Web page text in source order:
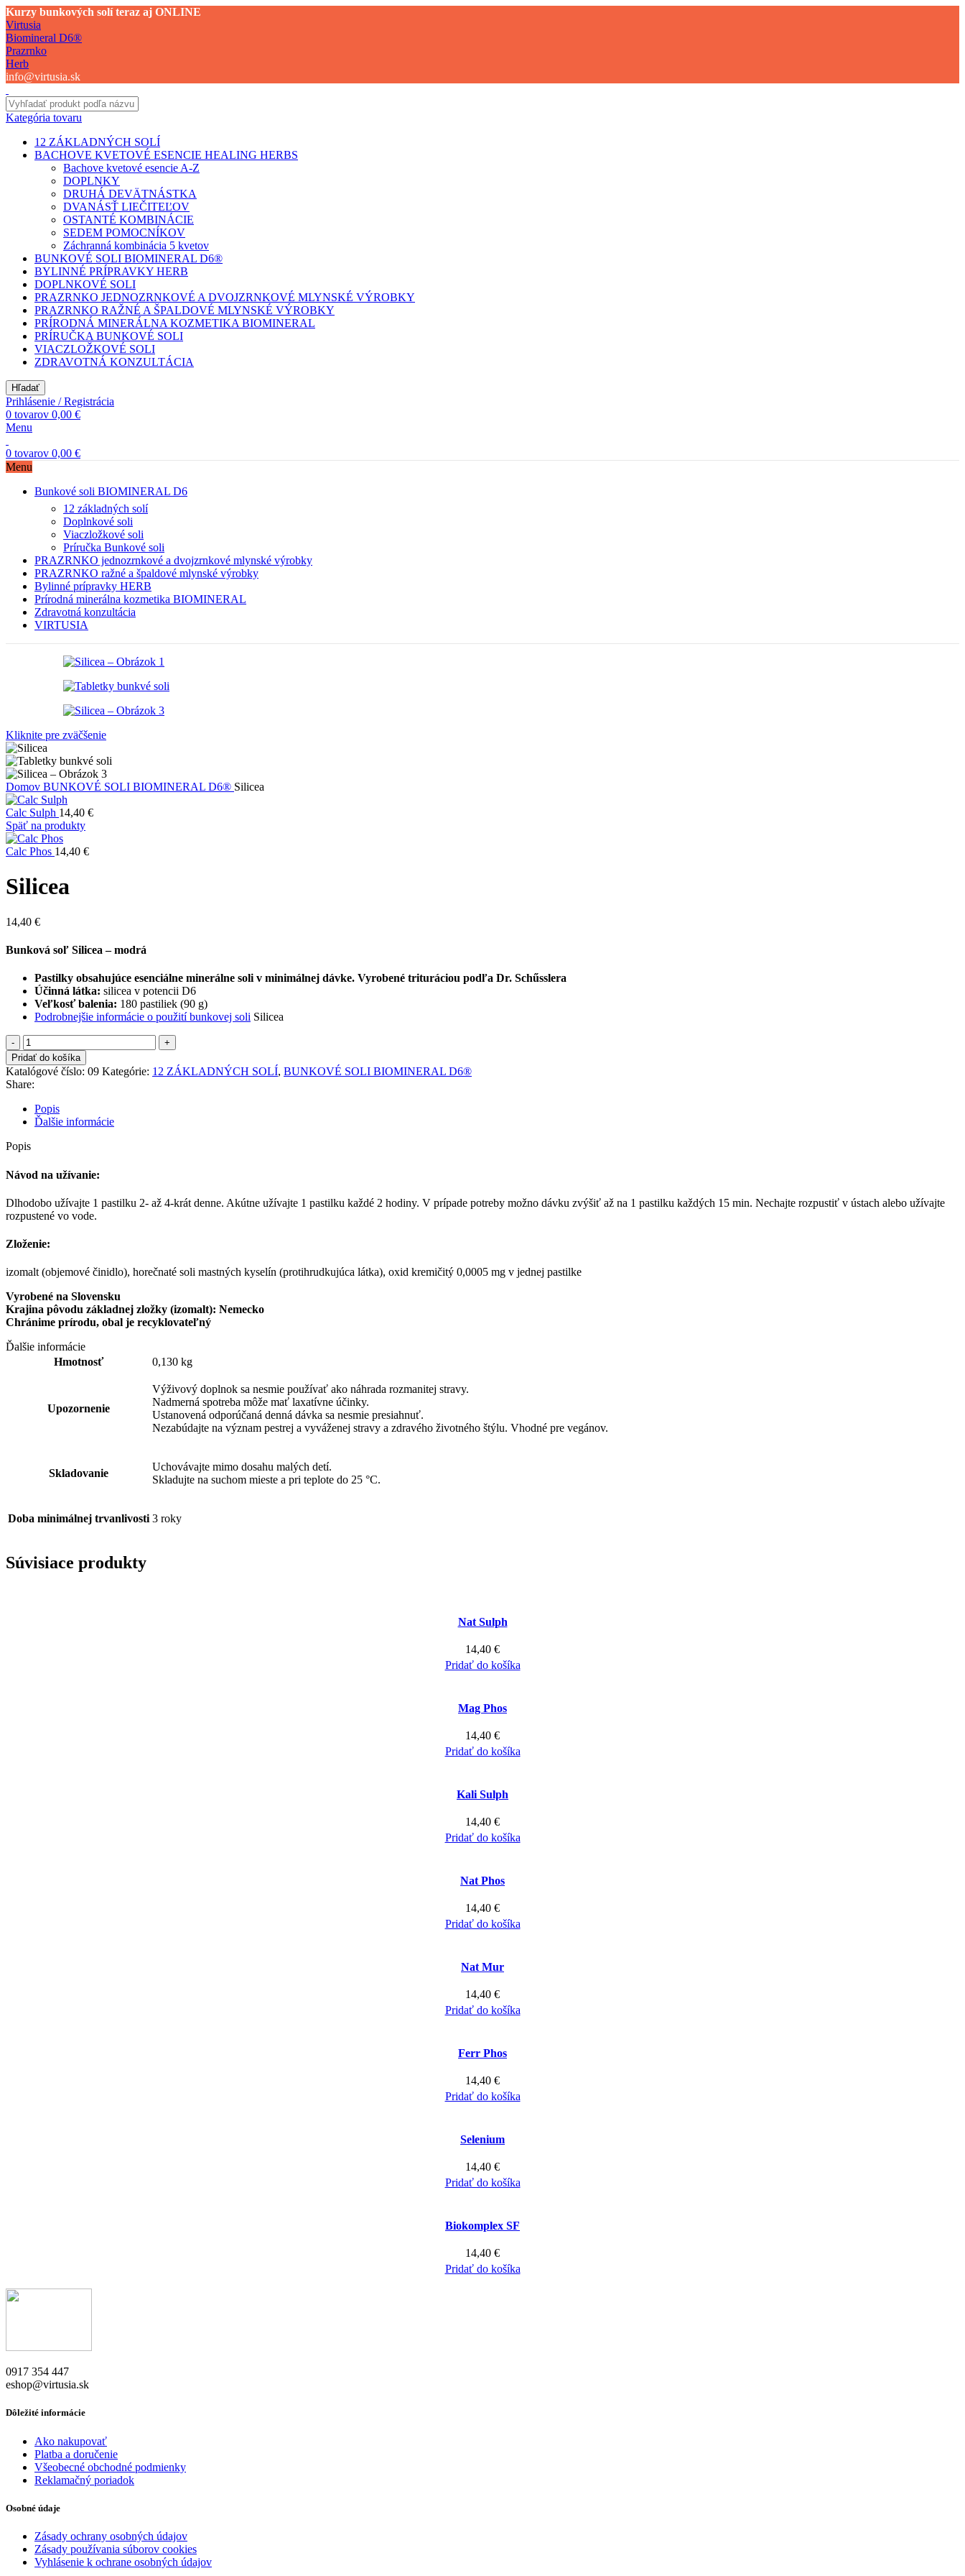
Kurzy bunkových solí teraz aj ONLINE
Virtusia
Biomineral D6®
Prazrnko
Herb
info@virtusia.sk
Kategória tovaru
12 ZÁKLADNÝCH SOLÍ
BACHOVE KVETOVÉ ESENCIE HEALING HERBS
Bachove kvetové esencie A-Z
DOPLNKY
DRUHÁ DEVÄTNÁSTKA
DVANÁSŤ LIEČITEĽOV
OSTANTÉ KOMBINÁCIE
SEDEM POMOCNÍKOV
Záchranná kombinácia 5 kvetov
BUNKOVÉ SOLI BIOMINERAL D6®
BYLINNÉ PRÍPRAVKY HERB
DOPLNKOVÉ SOLI
PRAZRNKO JEDNOZRNKOVÉ A DVOJZRNKOVÉ MLYNSKÉ VÝROBKY
PRAZRNKO RAŽNÉ A ŠPALDOVÉ MLYNSKÉ VÝROBKY
PRÍRODNÁ MINERÁLNA KOZMETIKA BIOMINERAL
PRÍRUČKA BUNKOVÉ SOLI
VIACZLOŽKOVÉ SOLI
ZDRAVOTNÁ KONZULTÁCIA
Hľadať
Prihlásenie / Registrácia
0 tovarov 0,00 €
Menu
0 tovarov 0,00 €
Menu
Bunkové soli BIOMINERAL D6
12 základných solí
Doplnkové soli
Viaczložkové soli
Príručka Bunkové soli
PRAZRNKO jednozrnkové a dvojzrnkové mlynské výrobky
PRAZRNKO ražné a špaldové mlynské výrobky
Bylinné prípravky HERB
Prírodná minerálna kozmetika BIOMINERAL
Zdravotná konzultácia
VIRTUSIA
Kliknite pre zväčšenie
Domov BUNKOVÉ SOLI BIOMINERAL D6® Silicea
Calc Sulph 14,40 €
Späť na produkty
Calc Phos 14,40 €
Silicea
14,40 €
Bunková soľ Silicea – modrá
Pastilky obsahujúce esenciálne minerálne soli v minimálnej dávke. Vyrobené trituráciou podľa Dr. Schűsslera
Účinná látka: ​ silicea v potencii D6
Veľkosť balenia: ​ 180 pastiliek (90 g)
Podrobnejšie informácie o použití bunkovej soli Silicea
množstvo
Silicea
Pridať do košíka
Katalógové číslo: 09 Kategórie: 12 ZÁKLADNÝCH SOLÍ, BUNKOVÉ SOLI BIOMINERAL D6®
Share:
Popis
Ďalšie informácie
Popis
Návod na užívanie:
Dlhodobo užívajte 1 pastilku 2- až 4-krát denne. Akútne užívajte 1 pastilku každé 2 hodiny. V prípade potreby možno dávku zvýšiť až na 1 pastilku každých 15 min. Nechajte roz­pustiť v ústach alebo užívajte
rozpustené vo vode.
Zloženie:
izomalt (objemové činidlo), horečnaté soli mastných ky­selín (protihrudkujúca látka), oxid kremičitý 0,0005 mg v jednej pastilke
Vyrobené na Slovensku
Krajina pôvodu základnej zložky (izomalt): Nemecko
Chránime prírodu, obal je recyklovateľný
Ďalšie informácie
Hmotnosť
0,130 kg
Upozornenie
Výživový doplnok sa nesmie používať ako náhrada rozmanitej stravy.
Nadmerná spotreba môže mať laxatívne účinky.
Ustanovená odporúčaná denná dávka sa nesmie presiahnuť.
Neza­búdajte na význam pestrej a vyváženej stravy a zdravého životného štýlu. Vhodné pre vegánov.
Skladovanie
Uchovávajte mimo dosahu malých detí.
Skladujte na suchom mieste a pri teplote do 25 °C.
Doba minimálnej trvanlivosti 3 roky
Súvisiace produkty
Nat Sulph
14,40 €
Pridať do košíka
Mag Phos
14,40 €
Pridať do košíka
Kali Sulph
14,40 €
Pridať do košíka
Nat Phos
14,40 €
Pridať do košíka
Nat Mur
14,40 €
Pridať do košíka
Ferr Phos
14,40 €
Pridať do košíka
Selenium
14,40 €
Pridať do košíka
Biokomplex SF
14,40 €
Pridať do košíka
0917 354 447
eshop@virtusia.sk
Dôležité informácie
Ako nakupovať
Platba a doručenie
Všeobecné obchodné podmienky
Reklamačný poriadok
Osobné údaje
Zásady ochrany osobných údajov
Zásady používania súborov cookies
Vyhlásenie k ochrane osobných údajov